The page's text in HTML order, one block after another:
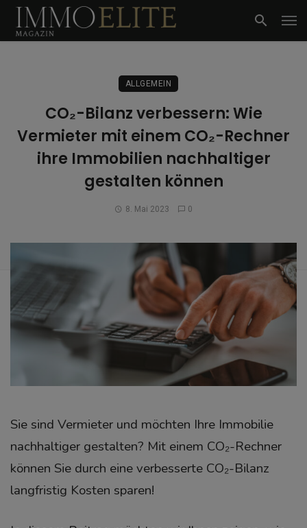
ALLGEMEIN
CO₂-Bilanz verbessern: Wie
Vermieter mit einem CO₂-Rechner
ihre Immobilien nachhaltiger
gestalten können
8. Mai 2023 0
Sie sind Vermieter und möchten Ihre Immobilie
nachhaltiger gestalten? Mit einem CO₂-Rechner
können Sie durch eine verbesserte CO₂-Bilanz
langfristig Kosten sparen!